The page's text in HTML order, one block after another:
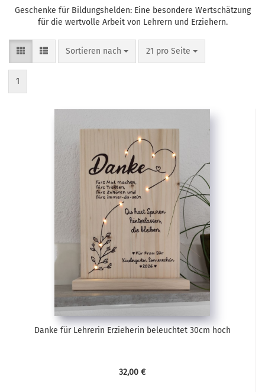
Geschenke für Bildungshelden: Eine besondere Wertschätzung
für die wertvolle Arbeit von Lehrern und Erziehern.
Sortieren nach
Sortieren nach 21 pro Seite
pro Seite
1
Danke für Lehrerin Erzieherin beleuchtet 30cm hoch
32,00 €